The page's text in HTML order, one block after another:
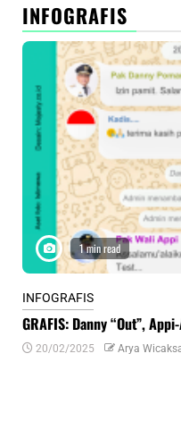
INFOGRAFIS
1 min read
INFOGRAFIS
GRAFIS: Danny “Out”,
20/02/2025 Arya